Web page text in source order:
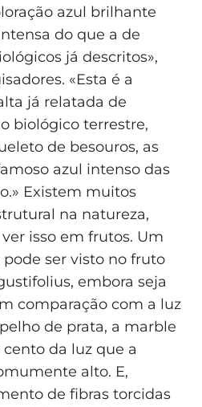
azul brilhante
do que a de
já descritos»,
«Esta é a
já relatada de
biológico terrestre,
de besouros, as
azul intenso das
Existem muitos
na natureza,
isso em frutos. Um
ser visto no fruto
embora seja
comparação com a luz
de prata, a marble
da luz que a
alto. E,
de fibras torcidas